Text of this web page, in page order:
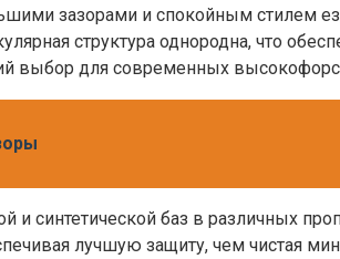
зазорами и спокойным стилем
структура однородна, что
выбор для современных
и синтетической баз в различных
лучшую защиту, чем чистая